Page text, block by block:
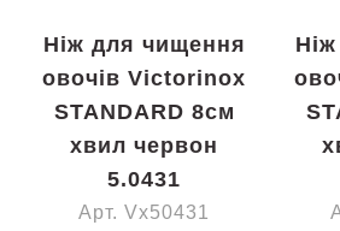
Ніж для чищення
овочів Victorinox
STANDARD 8см
хвил червон
5.0431
Арт. Vx50431